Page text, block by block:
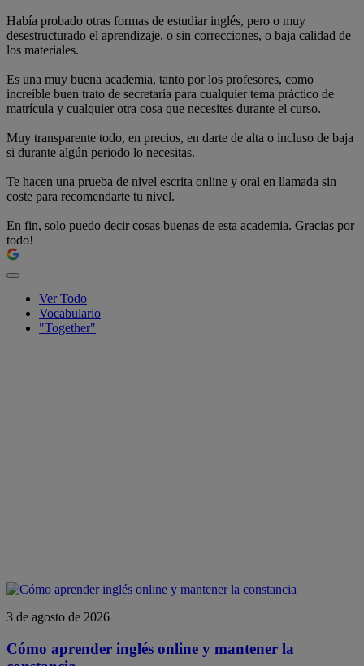
Había probado otras formas de estudiar inglés, pero o muy
desestructurado el aprendizaje, o sin correcciones, o baja calidad de
los materiales.
Es una muy buena academia, tanto por los profesores, como
increíble buen trato de secretaría para cualquier tema práctico de
matrícula y cualquier otra cosa que necesites durante el curso.
Muy transparente todo, en precios, en darte de alta o incluso de baja
si durante algún periodo lo necesitas.
Te hacen una prueba de nivel escrita online y oral en llamada sin
coste para recomendarte tu nivel.
En fin, solo puedo decir cosas buenas de esta academia. Gracias por
todo!
Ver Todo
Vocabulario
"Together"
3 de agosto de 2026
Cómo aprender inglés online y mantener la